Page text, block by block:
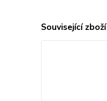
Související zboží